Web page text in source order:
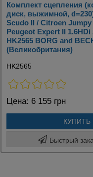
Комплект сцепления
диск, выжимной,
Scudo II / Citroen Jumpy
Peugeot Expert II 1.6HDi
HK2565 BORG and
(Великобритания)
HK2565
Цена: 6 155 грн
КУПИТЬ
Быстрый